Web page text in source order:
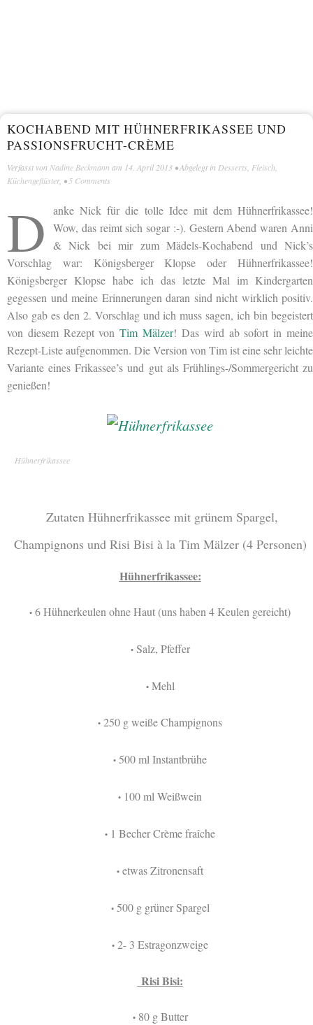
KOCHABEND MIT HÜHNERFRIKASSEE UND
PASSIONSFRUCHT-CRÈME
Verfasst von Nadine Beckmann am 14. April 2013 • Abgelegt in Desserts Fleisch
Küchengeflüster, • 5 Comments
D
anke Nick für die tolle Idee mit dem Hühnerfrikassee!
Wow, das reimt sich sogar :-). Gestern Abend waren Anni
& Nick bei mir zum Mädels-Kochabend und Nick’s
Vorschlag war: Königsberger Klopse oder Hühnerfrikassee!
Königsberger Klopse habe ich das letzte Mal im Kindergarten
gegessen und meine Erinnerungen daran sind nicht wirklich positiv.
Also gab es den 2. Vorschlag und ich muss sagen, ich bin begeistert
von diesem Rezept vonTim Mälzer! Das wird ab sofort in meine
Rezept-Liste aufgenommen. Die Version von Tim ist eine sehr leichte
Variante eines Frikassee’s und gut als Frühlings-/Sommergericht zu
genießen!
Hühnerfrikassee
Zutaten Hühnerfrikassee mit grünem Spargel,
Champignons und Risi Bisi à la Tim Mälzer(4 Personen)
Hühnerfrikassee:
• 6 Hühnerkeulen ohne Haut (uns haben 4 Keulen gereicht)
•Salz, Pfeffer
•Mehl
• 250 g weiße Champignons
• 500 ml Instantbrühe
• 100 ml Weißwein
• 1 Becher Crème fraîche
• etwas Zitronensaft
•500 g grüner Spargel
• 2- 3 Estragonzweige
Risi Bisi:
•80 g Butter